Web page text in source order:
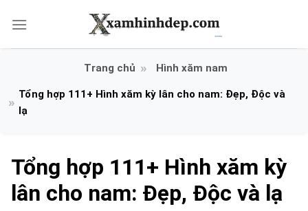
qua
Hình xăm nam
Tổng hợp 111+ Hình xăm kỳ lân cho nam: Đẹp, Độc và
lạ
Tổng hợp 111+ Hình xăm kỳ
lân cho nam: Đẹp, Độc và lạ